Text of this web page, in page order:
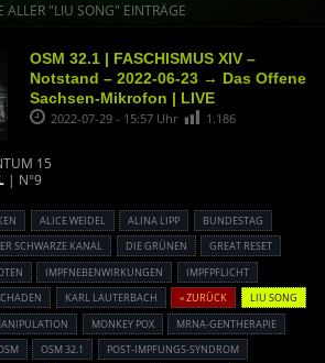
ALLER "LIU SONG" EINTRÄGE
OSM 32.1 | FASCHISMUS XIV –
Notstand – 2022-06-23 → Das Offene
Sachsen-Mikrofon | LIVE
2022-07-29 - 15:57 Uhr 1.186
15
| N°9
ALICE WEIDEL ALINA LIPP
BUNDESTAG
SCHWARZE KANAL DIE GRÜNEN
GREAT RESET
IMPFNEBENWIRKUNGEN
IMPFPFLICHT
KARL LAUTERBACH « ZURÜCK
LIU SONG
MONKEY POX
MRNA-GENTHERAPIE
OSM 32.1
POST-IMPFUNGS-SYNDROM